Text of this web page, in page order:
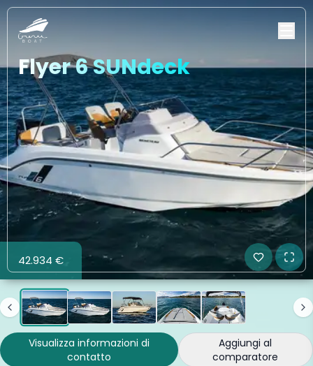
Flyer 6 SUNdeck
42.934 €
Visualizza informazioni di
contatto
Aggiungi al
comparatore